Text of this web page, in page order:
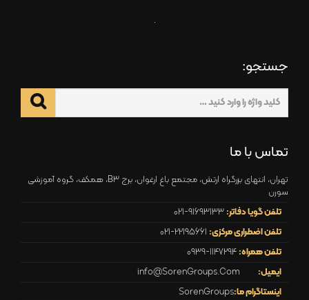
جستجو:
تماس با ما
تهران، انتهای بزرگراه ارتش، مجتمع باغ ارغوان، برج B3، همکف، گروه آموزشی
سورن
تلفن گویا دفاتر:
تلفن اضطراری مرکزی:
تلفن همراه:
ایمیل:
info@SorenGroups.Com
اینستاگرام ما:SorenGroups